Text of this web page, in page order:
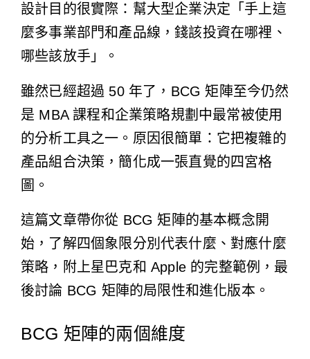
設計目的很實際：幫大型企業決定「手上這
麼多事業部門和產品線，錢該投資在哪裡、
哪些該放手」。
雖然已經超過 50 年了，BCG 矩陣至今仍然
是 MBA 課程和企業策略規劃中最常被使用
的分析工具之一。原因很簡單：它把複雜的
產品組合決策，簡化成一張直覺的四宮格
圖。
這篇文章帶你從 BCG 矩陣的基本概念開
始，了解四個象限分別代表什麼、對應什麼
策略，附上星巴克和 Apple 的完整範例，最
後討論 BCG 矩陣的局限性和進化版本。
BCG 矩陣的兩個維度